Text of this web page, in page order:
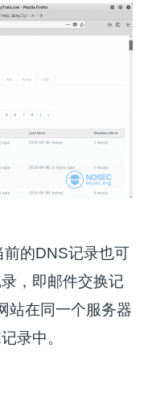
的DNS记录也可
，即邮件交换记
站在同一个服务器
录中。